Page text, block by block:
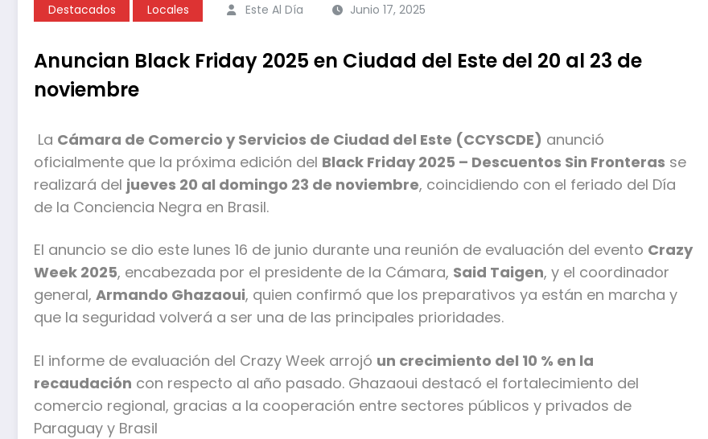
Destacados Locales Este Al Día Junio 17, 2025
Anuncian Black Friday 2025 en Ciudad del Este del 20 al 23 de
noviembre
La Cámara de Comercio y Servicios de Ciudad del Este (CCYSCDE) anunció
oficialmente que la próxima edición del Black Friday 2025 – Descuentos Sin Fronteras se
realizará del jueves 20 al domingo 23 de noviembre, coincidiendo con el feriado del Día
de la Conciencia Negra en Brasil.
El anuncio se dio este lunes 16 de junio durante una reunión de evaluación del evento Crazy
Week 2025, encabezada por el presidente de la Cámara, Said Taigen, y el coordinador
general, Armando Ghazaoui, quien confirmó que los preparativos ya están en marcha y
que la seguridad volverá a ser una de las principales prioridades.
El informe de evaluación del Crazy Week arrojó un crecimiento del 10 % en la
recaudación con respecto al año pasado. Ghazaoui destacó el fortalecimiento del
comercio regional, gracias a la cooperación entre sectores públicos y privados de
Paraguay y Brasil